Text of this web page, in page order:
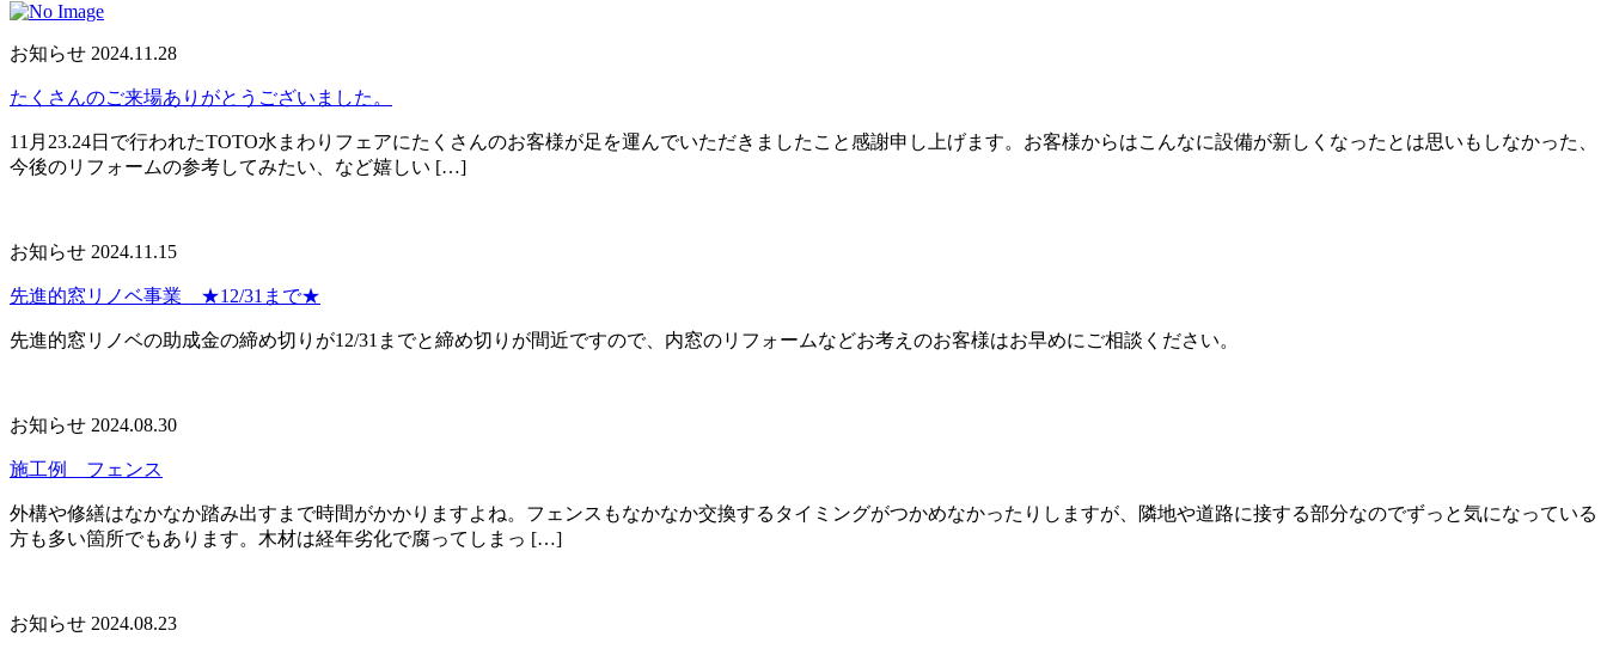
お知らせ 2024.11.28
たくさんのご来場ありがとうございました。
11月23.24日で行われたTOTO水まわりフェアにたくさんのお客様が足を運んでいただきましたこと感謝申し上げます。お客様からはこんなに設備が新しくなったとは思いもしなかった、
今後のリフォームの参考してみたい、など嬉しい […]
お知らせ 2024.11.15
先進的窓リノベ事業 ★12/31まで★
先進的窓リノベの助成金の締め切りが12/31までと締め切りが間近ですので、内窓のリフォームなどお考えのお客様はお早めにご相談ください。
お知らせ 2024.08.30
施工例 フェンス
外構や修繕はなかなか踏み出すまで時間がかかりますよね。フェンスもなかなか交換するタイミングがつかめなかったりしますが、隣地や道路に接する部分なのでずっと気になっている
方も多い箇所でもあります。木材は経年劣化で腐ってしまっ […]
お知らせ 2024.08.23